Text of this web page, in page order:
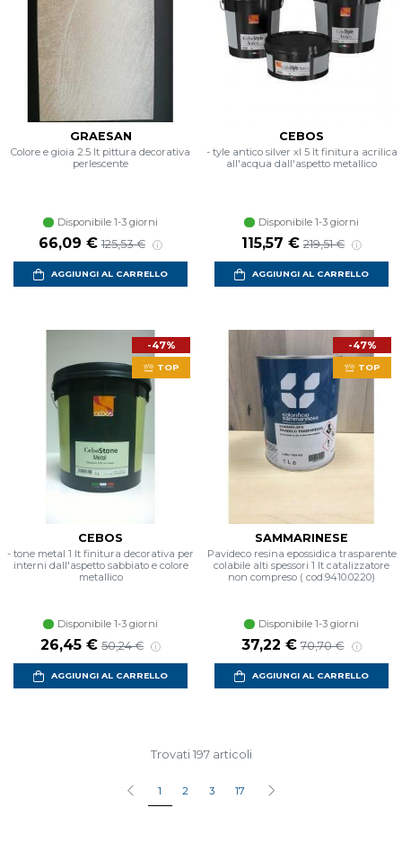
GRAESAN
Colore e gioia 2.5 lt pittura decorativa
perlescente
Disponibile 1-3 giorni
Prezzo scontato
66,09 € Prezzo di listino
125,53 €
AGGIUNGI AL CARRELLO
CEBOS
- tyle antico silver xl 5 lt finitura acrilica
all'acqua dall'aspetto metallico
Disponibile 1-3 giorni
Prezzo scontato
115,57 € Prezzo di listino
219,51 €
AGGIUNGI AL CARRELLO
-47%
TOP
CEBOS
- tone metal 1 lt finitura decorativa per
interni dall'aspetto sabbiato e colore
metallico
Disponibile 1-3 giorni
Prezzo scontato
26,45 € Prezzo di listino
50,24 €
AGGIUNGI AL CARRELLO
-47%
TOP
SAMMARINESE
Pavideco resina epossidica trasparente
colabile alti spessori 1 lt catalizzatore
non compreso ( cod.9410.0220)
Disponibile 1-3 giorni
Prezzo scontato
37,22 € Prezzo di listino
70,70 €
AGGIUNGI AL CARRELLO
Trovati 197 articoli
1 2 3 17